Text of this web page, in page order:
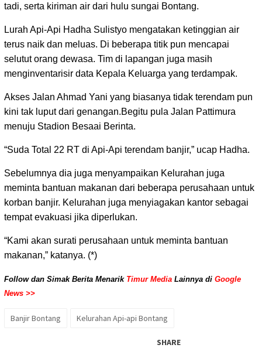
tadi, serta kiriman air dari hulu sungai Bontang.
Lurah Api-Api Hadha Sulistyo mengatakan ketinggian air
terus naik dan meluas. Di beberapa titik pun mencapai
selutut orang dewasa. Tim di lapangan juga masih
menginventarisir data Kepala Keluarga yang terdampak.
Akses Jalan Ahmad Yani yang biasanya tidak terendam pun
kini tak luput dari genangan.Begitu pula Jalan Pattimura
menuju Stadion Besaai Berinta.
“Suda Total 22 RT di Api-Api terendam banjir,” ucap Hadha.
Sebelumnya dia juga menyampaikan Kelurahan juga
meminta bantuan makanan dari beberapa perusahaan untuk
korban banjir. Kelurahan juga menyiagakan kantor sebagai
tempat evakuasi jika diperlukan.
“Kami akan surati perusahaan untuk meminta bantuan
makanan,” katanya. (*)
Follow dan Simak Berita Menarik Timur Media Lainnya di Google
News >>
Banjir Bontang Kelurahan Api-api Bontang
SHARE